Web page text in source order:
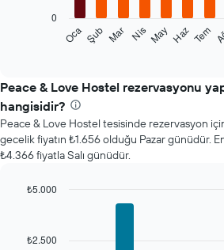
Aşağıdaki
için
ortalama
oda
fiyatını
gösterir
Tablo
gösteren
ekseni
Oca Şub Mar Nis May Haz Tem
0
Peace & Love Hostel rezervasyonu
hangisidir?
Peace & Love Hostel tesisinde rezervasyon
gecelik fiyatın ₺1.656 olduğu Pazar günüdür.
₺4.366 fiyatla Salı günüdür.
₺2.500
₺5.000